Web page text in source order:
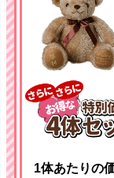
1体あたりの